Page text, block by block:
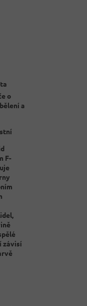
o
a
F-
závisí